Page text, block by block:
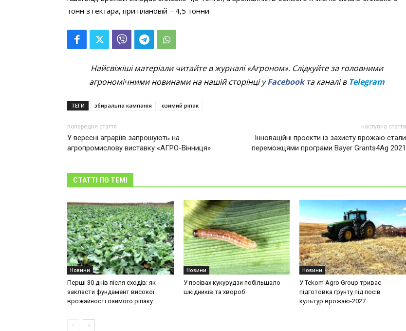
тонн з гектара, при плановій – 4,5 тонни.
Найсвіжіші матеріали читайте в журналі «Агроном». Слідкуйте за головними
агрономічними новинами на нашій сторінці уFacebookта каналі в Telegram
ТЕГИ збиральна кампанія озимий ріпак
попередня стаття
У вересні аграріїв запрошують на
агропромислову виставку «АГРО-Вінниця»
наступна стаття
Інноваційні проекти із захисту врожаю стали
переможцями програми Bayer Grants4Ag 2021
СТАТТІ ПО ТЕМІ
Новини
Перші 30 днів після сходів: як
закласти фундамент високої
врожайності озимого ріпаку
Новини
У посівах кукурудзи побільшало
шкідників та хвороб
Новини
У Tekom Agro Group триває
підготовка ґрунту під посів
культур врожаю-2027